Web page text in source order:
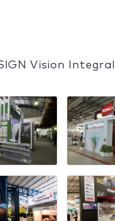
Vision Integral